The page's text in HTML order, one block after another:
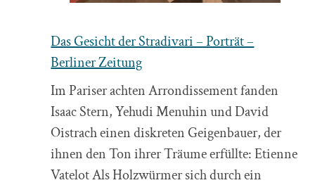
Das Gesicht der Stradivari – Porträt –
Berliner Zeitung
Im Pariser achten Arrondissement fanden
Isaac Stern, Yehudi Menuhin und David
Oistrach einen diskreten Geigenbauer, der
ihnen den Ton ihrer Träume erfüllte: Etienne
Vatelot Als Holzwürmer sich durch ein